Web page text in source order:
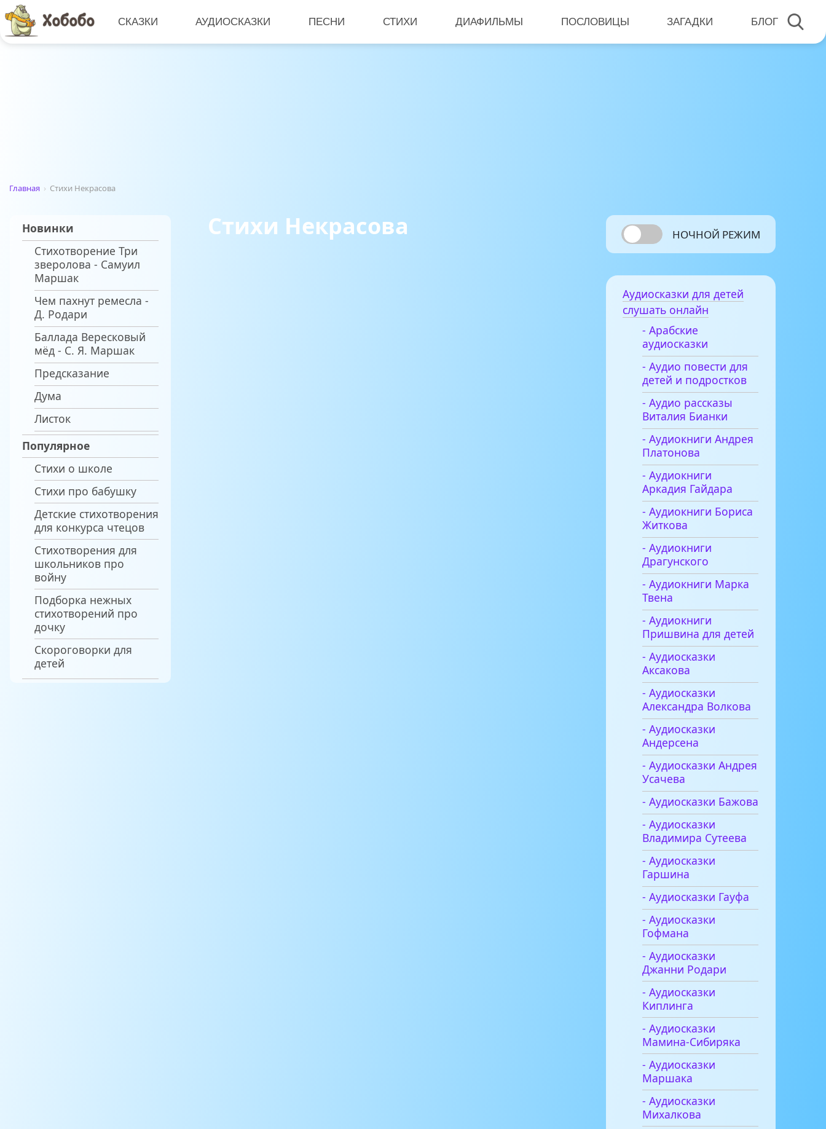
СКАЗКИ АУДИОСКАЗКИ ПЕСНИ СТИХИ ДИАФИЛЬМЫ ПОСЛОВИЦЫ ЗАГАДКИ БЛОГ
Главная › Стихи Некрасова
Новинки
Стихотворение Три
зверолова - Самуил
Маршак
Чем пахнут ремесла -
Д. Родари
Баллада Вересковый
мёд - С. Я. Маршак
Предсказание
Дума
Листок
Популярное
Стихи о школе
Стихи про бабушку
Детские стихотворения
для конкурса чтецов
Стихотворения для
школьников про
войну
Подборка нежных
стихотворений про
дочку
Скороговорки для
детей
Стихи Некрасова НОЧНОЙ РЕЖИМ
Аудиосказки для детей
слушать онлайн
- Арабские
аудиосказки
- Аудио повести для
детей и подростков
- Аудио рассказы
Виталия Бианки
- Аудиокниги Андрея
Платонова
- Аудиокниги
Аркадия Гайдара
- Аудиокниги Бориса
Житкова
- Аудиокниги
Драгунского
- Аудиокниги Марка
Твена
- Аудиокниги
Пришвина для детей
- Аудиосказки
Аксакова
- Аудиосказки
Александра Волкова
- Аудиосказки
Андерсена
- Аудиосказки Андрея
Усачева
- Аудиосказки Бажова
- Аудиосказки
Владимира Сутеева
- Аудиосказки
Гаршина
- Аудиосказки Гауфа
- Аудиосказки
Гофмана
- Аудиосказки
Джанни Родари
- Аудиосказки
Киплинга
- Аудиосказки
Мамина-Сибиряка
- Аудиосказки
Маршака
- Аудиосказки
Михалкова